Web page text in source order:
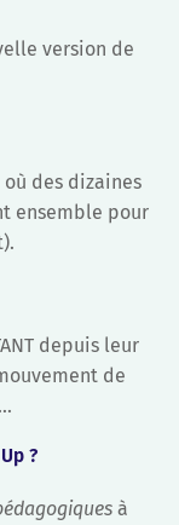
version de
où des dizaines
ensemble pour
depuis leur
de
?
à